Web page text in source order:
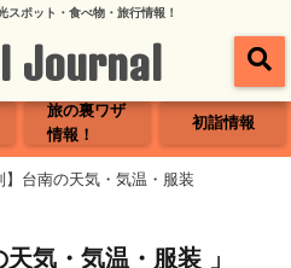
スポット・食べ物・旅行情報！
Journal
旅の裏ワザ
情報！
初詣情報
】台南の天気・気温・服装
天気・気温・服装 」